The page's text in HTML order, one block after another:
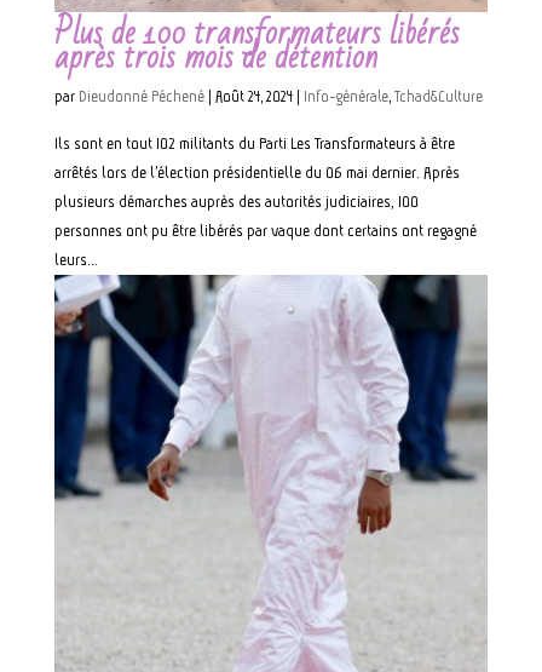
Plus de 100 transformateurs libérés
après trois mois de détention
par Dieudonné Péchené| Août 24, 2024| Info-générale, Tchad&Culture
Ils sont en tout 102 militants du Parti Les Transformateurs à être
arrêtés lors de l’élection présidentielle du 06 mai dernier. Après
plusieurs démarches auprès des autorités judiciaires, 100
personnes ont pu être libérés par vaque dont certains ont regagné
leurs...